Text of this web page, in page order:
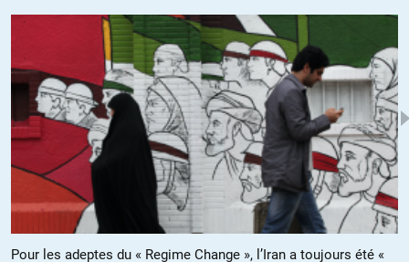
nouveau la « promesse » du passage du gazoduc « pour faire chier
Finalement, l’histoire bégaye férocement.
Quant au statut des femmes, tout le monde s’en fout.
La seule chose qui compte c’est de se faire un max de fric et
d’emmerder les russes.
Il est beau le discours des « droits de l’homme » et du « respect des
femmes » que répètent ad nauseam « nos » dirigeants si
Pour les adeptes du « Regime Change », l’Iran a toujours été «